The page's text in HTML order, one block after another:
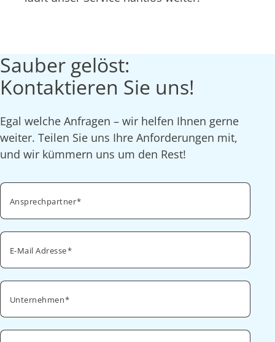
Sauber gelöst:
Kontaktieren Sie uns!
Egal welche Anfragen – wir helfen Ihnen gerne
weiter. Teilen Sie uns Ihre Anforderungen mit,
und wir kümmern uns um den Rest!
Ansprechpartner
E-Mail Adresse
Unternehmen